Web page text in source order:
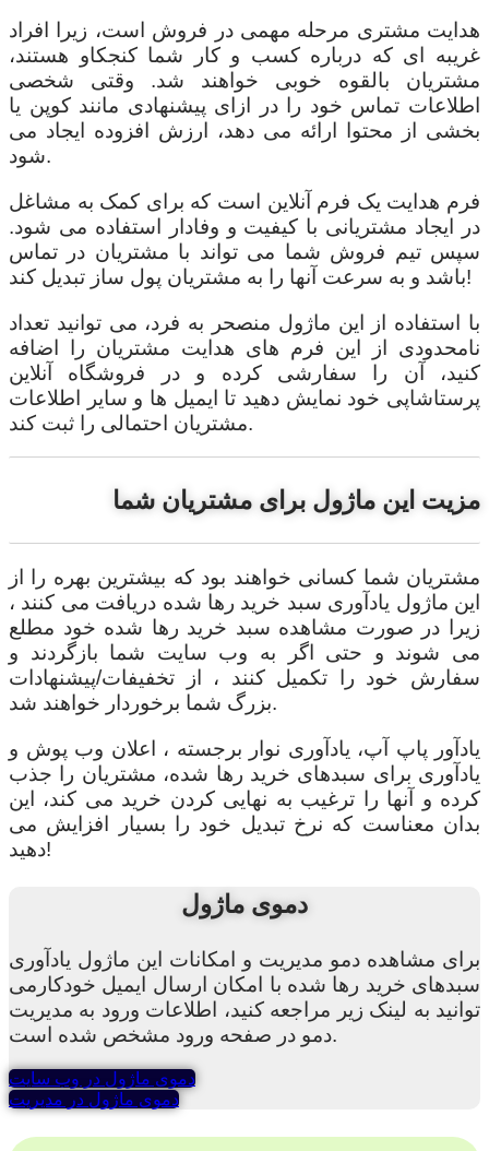
هدایت مشتری مرحله مهمی در فروش است، زیرا افراد
غریبه ای که درباره کسب و کار شما کنجکاو هستند،
مشتریان بالقوه خوبی خواهند شد. وقتی شخصی
اطلاعات تماس خود را در ازای پیشنهادی مانند کوپن یا
بخشی از محتوا ارائه می دهد، ارزش افزوده ایجاد می
شود.
فرم هدایت یک فرم آنلاین است که برای کمک به مشاغل
در ایجاد مشتریانی با کیفیت و وفادار استفاده می شود.
سپس تیم فروش شما می تواند با مشتریان در تماس
باشد و به سرعت آنها را به مشتریان پول ساز تبدیل کند!
با استفاده از این ماژول منصحر به فرد، می توانید تعداد
نامحدودی از این فرم های هدایت مشتریان را اضافه
کنید، آن را سفارشی کرده و در فروشگاه آنلاین
پرستاشاپی خود نمایش دهید تا ایمیل ها و سایر اطلاعات
مشتریان احتمالی را ثبت کند.
مزیت این ماژول برای مشتریان شما
مشتریان شما کسانی خواهند بود که بیشترین بهره را از
این ماژول یادآوری سبد خرید رها شده دریافت می کنند ،
زیرا در صورت مشاهده سبد خرید رها شده خود مطلع
می شوند و حتی اگر به وب سایت شما بازگردند و
سفارش خود را تکمیل کنند ، از تخفیفات/پیشنهادات
بزرگ شما برخوردار خواهند شد.
یادآور پاپ آپ، یادآوری نوار برجسته ، اعلان وب پوش و
یادآوری برای سبدهای خرید رها شده، مشتریان را جذب
کرده و آنها را ترغیب به نهایی کردن خرید می کند، این
بدان معناست که نرخ تبدیل خود را بسیار افزایش می
دهید!
دموی ماژول
برای مشاهده دمو مدیریت و امکانات این ماژول یادآوری
سبدهای خرید رها شده با امکان ارسال ایمیل خودکارمی
توانید به لینک زیر مراجعه کنید، اطلاعات ورود به مدیریت
دمو در صفحه ورود مشخص شده است.
دموی ماژول در وب سایت
دموی ماژول در مدیریت